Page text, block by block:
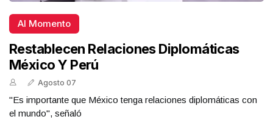
Al Momento
Restablecen Relaciones Diplomáticas
México Y Perú
Agosto 07
"Es importante que México tenga relaciones diplomáticas con
el mundo", señaló